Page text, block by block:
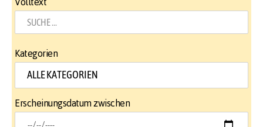
Kategorien
Erscheinungsdatum zwischen